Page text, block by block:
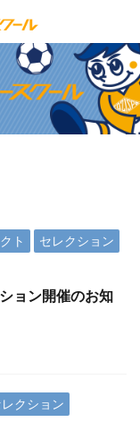
ト
セレクション
ョン開催のお知
クション